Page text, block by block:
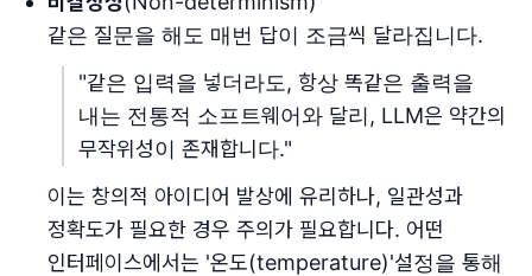
같은 질문을 해도 매번 답이 조금씩 달라집니다.
"같은 입력을 넣더라도, 항상 똑같은 출력을
내는 전통적 소프트웨어와 달리, LLM은 약간의
무작위성이 존재합니다."
이는 창의적 아이디어 발상에 유리하나, 일관성과
정확도가 필요한 경우 주의가 필요합니다. 어떤
인터페이스에서는 '온도(temperature)'설정을 통해